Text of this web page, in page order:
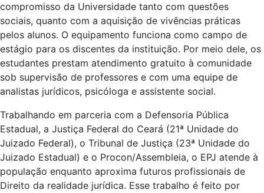
compromisso da Universidade tanto com questões
sociais, quanto com a aquisição de vivências práticas
pelos alunos. O equipamento funciona como campo de
estágio para os discentes da instituição. Por meio dele, os
estudantes prestam atendimento gratuito à comunidade
sob supervisão de professores e com uma equipe de
analistas jurídicos, psicóloga e assistente social.
Trabalhando em parceria com a Defensoria Pública
Estadual, a Justiça Federal do Ceará (21ª Unidade do
Juizado Federal), o Tribunal de Justiça (23ª Unidade do
Juizado Estadual) e o Procon/Assembleia, o EPJ atende à
população enquanto aproxima futuros profissionais de
Direito da realidade jurídica. Esse trabalho é feito por